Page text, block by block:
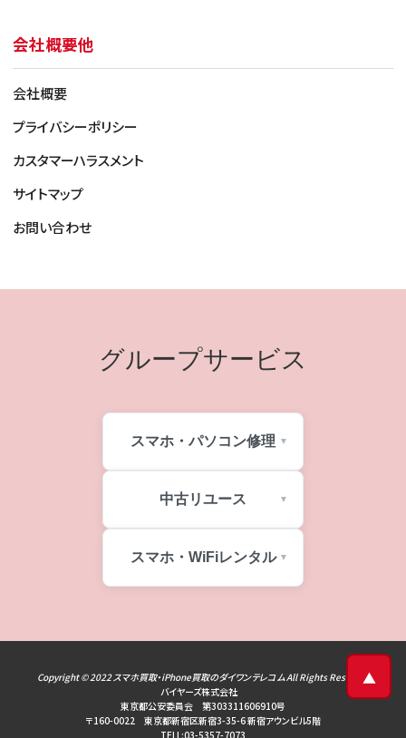
・劣化（深い傷/傷多数/筐体の変形/液晶変色/亀裂）
断されるもの
・画面/背面に割れや亀裂がある
・表示やタッチ操作の異常
・輝度や色のムラ、変色があるもの
・カメラの破損やピント不具合
・バイブやサウンドの異常
会社概要他
会社概要
プライバシーポリシー
カスタマーハラスメント
サイトマップ
お問い合わせ
グループサービス
スマホ・パソコン修理
中古リユース
スマホ・WiFiレンタル
Copyright © 2022スマホ買取・iPhone買取のダイワンテレコムAll Rights Reserved
バイヤーズ株式会社
東京都公安委員会 第303311606910号
〒160-0022 東京都新宿区新宿3-35-6 新宿アウンビル5階
TELL:03-5357-7073
▲